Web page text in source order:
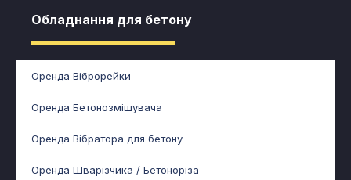
Обладнання для бетону​
Оренда Віброрейки
Оренда Бетонозмішувача
Оренда Вібратора для бетону
Оренда Шварізчика / Бетоноріза